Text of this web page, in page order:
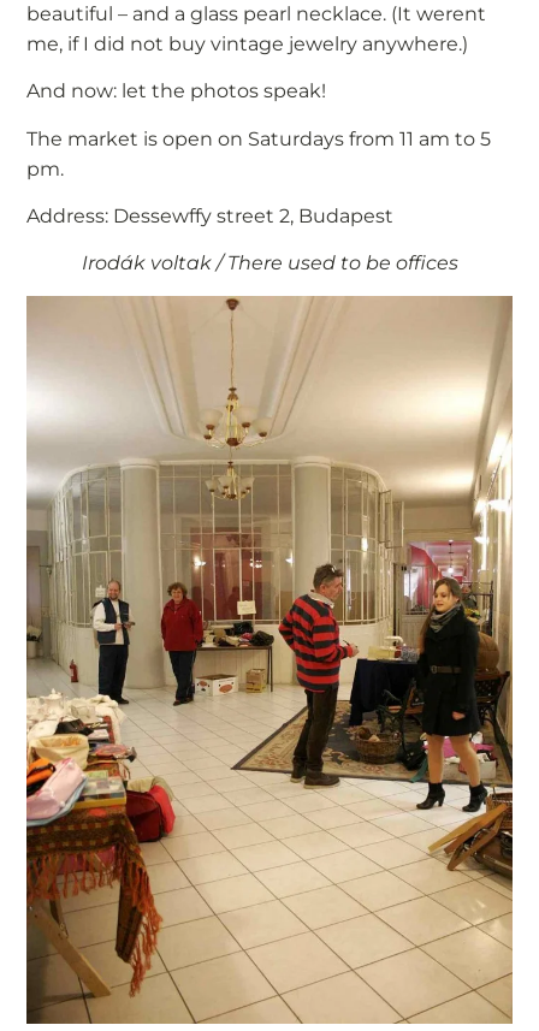
beautiful – and a glass pearl necklace. (It werent
me, if I did not buy vintage jewelry anywhere.)
And now: let the photos speak!
The market is open on Saturdays from 11 am to 5
pm.
Address: Dessewffy street 2, Budapest
Irodák voltak / There used to be offices